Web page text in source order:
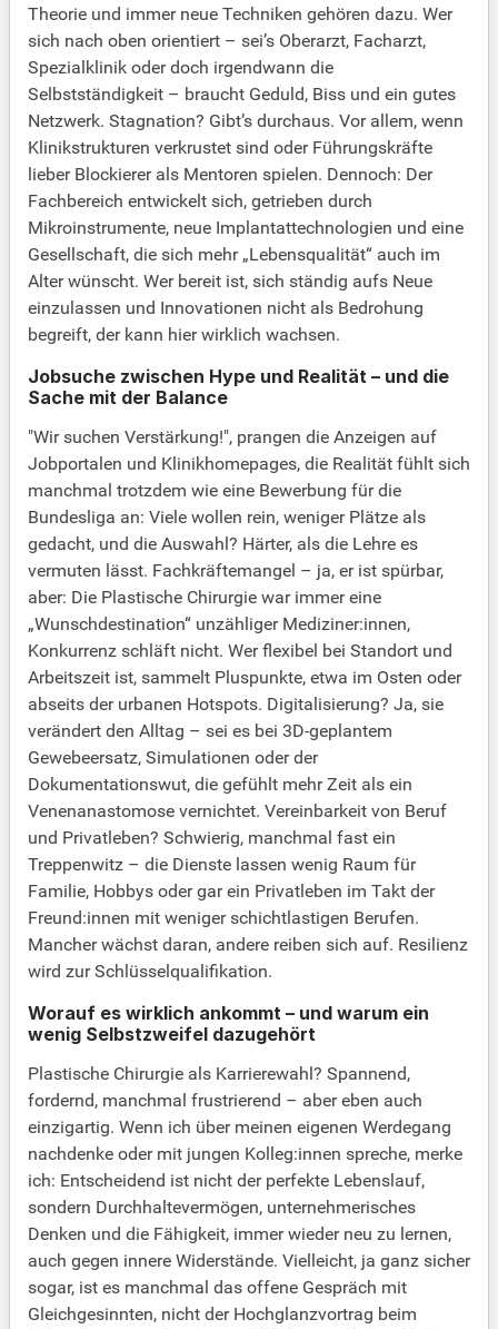
Theorie und immer neue Techniken gehören dazu. Wer
sich nach oben orientiert – sei’s Oberarzt, Facharzt,
Spezialklinik oder doch irgendwann die
Selbstständigkeit – braucht Geduld, Biss und ein gutes
Netzwerk. Stagnation? Gibt’s durchaus. Vor allem, wenn
Klinikstrukturen verkrustet sind oder Führungskräfte
lieber Blockierer als Mentoren spielen. Dennoch: Der
Fachbereich entwickelt sich, getrieben durch
Mikroinstrumente, neue Implantattechnologien und eine
Gesellschaft, die sich mehr „Lebensqualität“ auch im
Alter wünscht. Wer bereit ist, sich ständig aufs Neue
einzulassen und Innovationen nicht als Bedrohung
begreift, der kann hier wirklich wachsen.
Jobsuche zwischen Hype und Realität – und die
Sache mit der Balance
"Wir suchen Verstärkung!", prangen die Anzeigen auf
Jobportalen und Klinikhomepages, die Realität fühlt sich
manchmal trotzdem wie eine Bewerbung für die
Bundesliga an: Viele wollen rein, weniger Plätze als
gedacht, und die Auswahl? Härter, als die Lehre es
vermuten lässt. Fachkräftemangel – ja, er ist spürbar,
aber: Die Plastische Chirurgie war immer eine
„Wunschdestination“ unzähliger Mediziner:innen,
Konkurrenz schläft nicht. Wer flexibel bei Standort und
Arbeitszeit ist, sammelt Pluspunkte, etwa im Osten oder
abseits der urbanen Hotspots. Digitalisierung? Ja, sie
verändert den Alltag – sei es bei 3D-geplantem
Gewebeersatz, Simulationen oder der
Dokumentationswut, die gefühlt mehr Zeit als ein
Venenanastomose vernichtet. Vereinbarkeit von Beruf
und Privatleben? Schwierig, manchmal fast ein
Treppenwitz – die Dienste lassen wenig Raum für
Familie, Hobbys oder gar ein Privatleben im Takt der
Freund:innen mit weniger schichtlastigen Berufen.
Mancher wächst daran, andere reiben sich auf. Resilienz
wird zur Schlüsselqualifikation.
Worauf es wirklich ankommt – und warum ein
wenig Selbstzweifel dazugehört
Plastische Chirurgie als Karrierewahl? Spannend,
fordernd, manchmal frustrierend – aber eben auch
einzigartig. Wenn ich über meinen eigenen Werdegang
nachdenke oder mit jungen Kolleg:innen spreche, merke
ich: Entscheidend ist nicht der perfekte Lebenslauf,
sondern Durchhaltevermögen, unternehmerisches
Denken und die Fähigkeit, immer wieder neu zu lernen,
auch gegen innere Widerstände. Vielleicht, ja ganz sicher
sogar, ist es manchmal das offene Gespräch mit
Gleichgesinnten, nicht der Hochglanzvortrag beim